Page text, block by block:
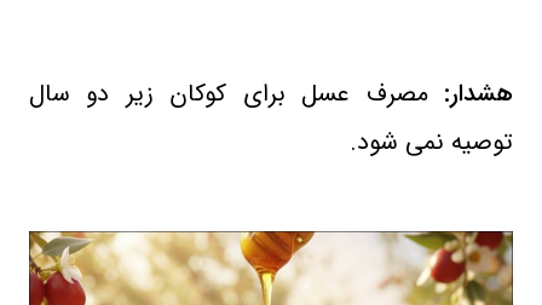
هشدار: مصرف عسل برای کوکان زیر دو سال
توصیه نمی شود.